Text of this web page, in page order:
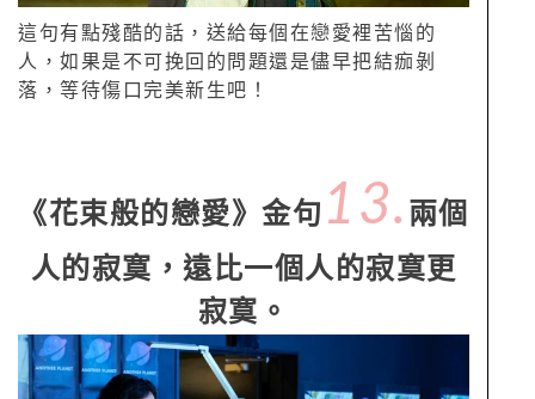
這句有點殘酷的話，送給每個在戀愛裡苦惱的
人，如果是不可挽回的問題還是儘早把結痂剝
落，等待傷口完美新生吧！
《花束般的戀愛》金句 13. 兩個
人的寂寞，遠比一個人的寂寞更
寂寞。